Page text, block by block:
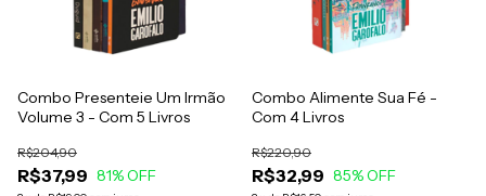
Combo Presenteie Um Irmão
Volume 3 - Com 5 Livros
R$37,99
R$204,90
81% OFF
Combo Alimente Sua Fé -
Com 4 Livros
R$32,99
R$220,90
85% OFF